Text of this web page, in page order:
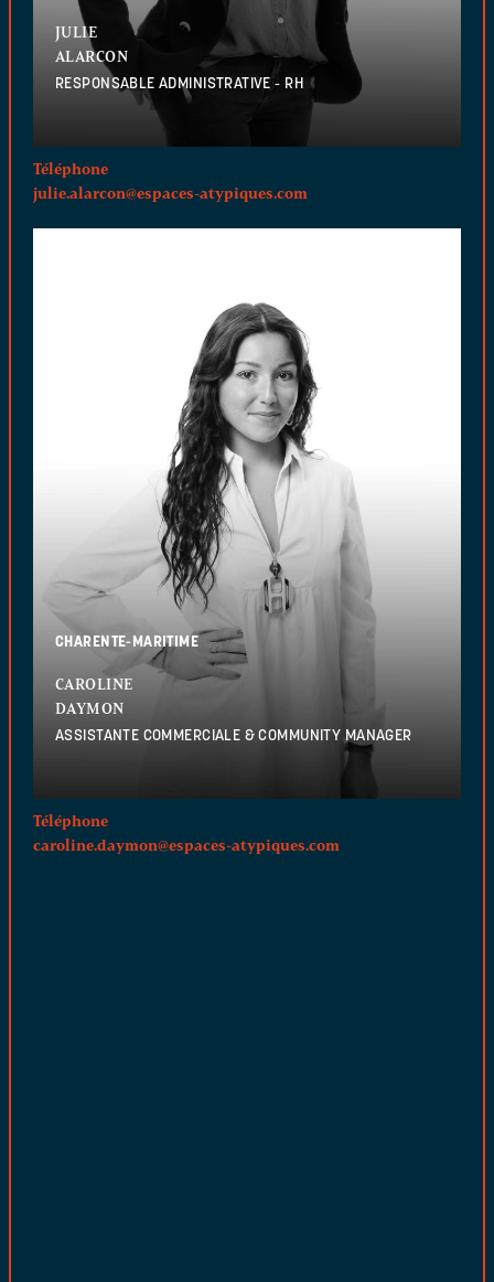
JULIE
ALARCON
RESPONSABLE ADMINISTRATIVE - RH
Téléphone
julie.alarcon@espaces-atypiques.com
CHARENTE-MARITIME
CAROLINE
DAYMON
ASSISTANTE COMMERCIALE & COMMUNITY MANAGER
Téléphone
caroline.daymon@espaces-atypiques.com